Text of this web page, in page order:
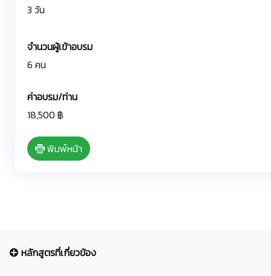
3 วัน
จำนวนผู้เข้าอบรม
6 คน
ค่าอบรม/ท่าน
18,500 ฿
พิมพ์หน้า
หลักสูตรที่เกี่ยวข้อง